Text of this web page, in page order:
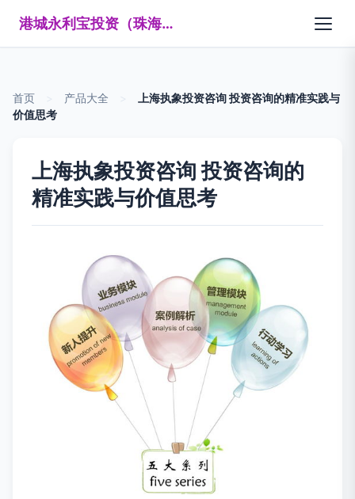
港城永利宝投资（珠海）有限公司
首页 产品大全
上海执象投资咨询 投资咨询的精准实践与
价值思考
上海执象投资咨询 投资咨询的
精准实践与价值思考